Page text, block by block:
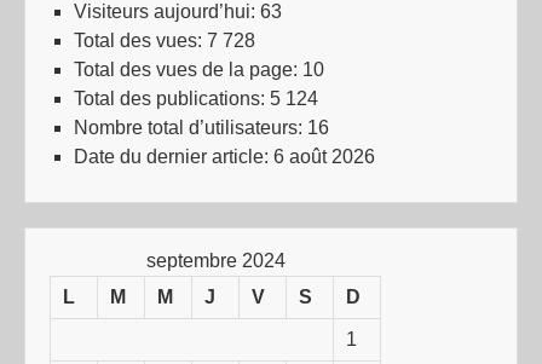
Visiteurs aujourd’hui: 63
Total des vues: 7 728
Total des vues de la page: 10
Total des publications: 5 124
Nombre total d’utilisateurs: 16
Date du dernier article: 6 août 2026
septembre 2024
L
M M J V S D
1